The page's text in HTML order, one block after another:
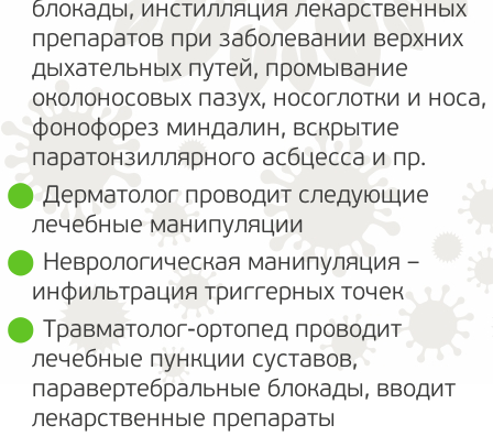
блокады, инстилляция лекарственных
препаратов при заболевании верхних
дыхательных путей, промывание
околоносовых пазух, носоглотки и носа,
фонофорез миндалин, вскрытие
паратонзиллярного асбцесса и пр.
Дерматолог проводит следующие
лечебные манипуляции
Неврологическая манипуляция –
инфильтрация триггерных точек
Травматолог-ортопед проводит
лечебные пункции суставов,
паравертебральные блокады, вводит
лекарственные препараты